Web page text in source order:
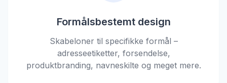
Formålsbestemt design
Skabeloner til specifikke formål –
adresseetiketter, forsendelse,
produktbranding, navneskilte og meget mere.